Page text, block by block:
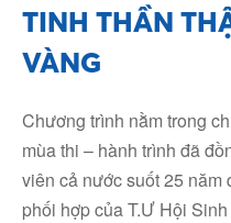
TINH THẦN
VÀNG
Chương trình nằm trong
mùa thi – hành trình đã
viên cả nước suốt 25
phối hợp của T.Ư Hội